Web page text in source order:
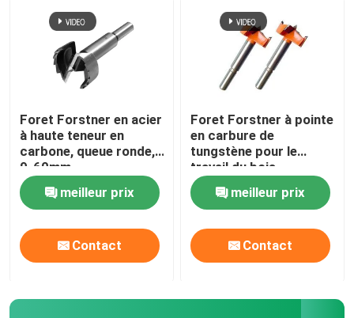
Foret Forstner en acier
à haute teneur en
carbone, queue ronde,
9-60mm
meilleur prix
Contact
Foret Forstner à pointe
en carbure de
tungstène pour le
travail du bois
meilleur prix
Contact